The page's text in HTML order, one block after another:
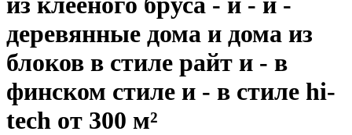
деревянные дома и дома из
блоков в стиле райт и - в
финском стиле и - в стиле hi-
tech от 300 м²